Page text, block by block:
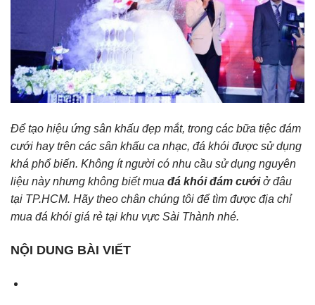
Để tạo hiệu ứng sân khấu đẹp mắt, trong các bữa tiệc đám
cưới hay trên các sân khấu ca nhạc, đá khói được sử dụng
khá phổ biến. Không ít người có nhu cầu sử dụng nguyên
liệu này nhưng không biết mua đá khói đám cướiở đâu
tại TP.HCM. Hãy theo chân chúng tôi để tìm được địa chỉ
mua đá khói giá rẻ tại khu vực Sài Thành nhé.
NỘI DUNG BÀI VIẾT